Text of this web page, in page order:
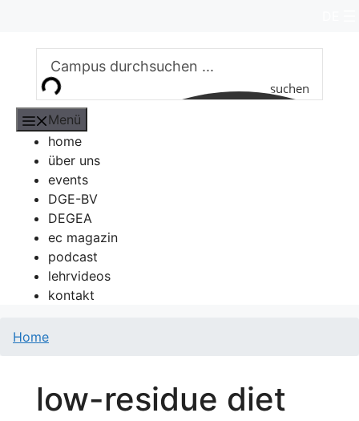
springen
suchen
Menü
home
über uns
events
DGE-BV
DEGEA
ec magazin
podcast
lehrvideos
kontakt
Home
low-residue diet